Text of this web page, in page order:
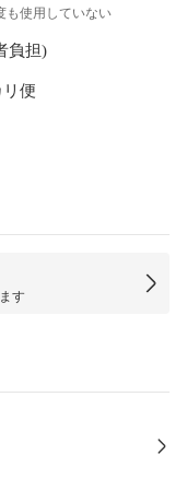
も使用していない
負担)
便
す